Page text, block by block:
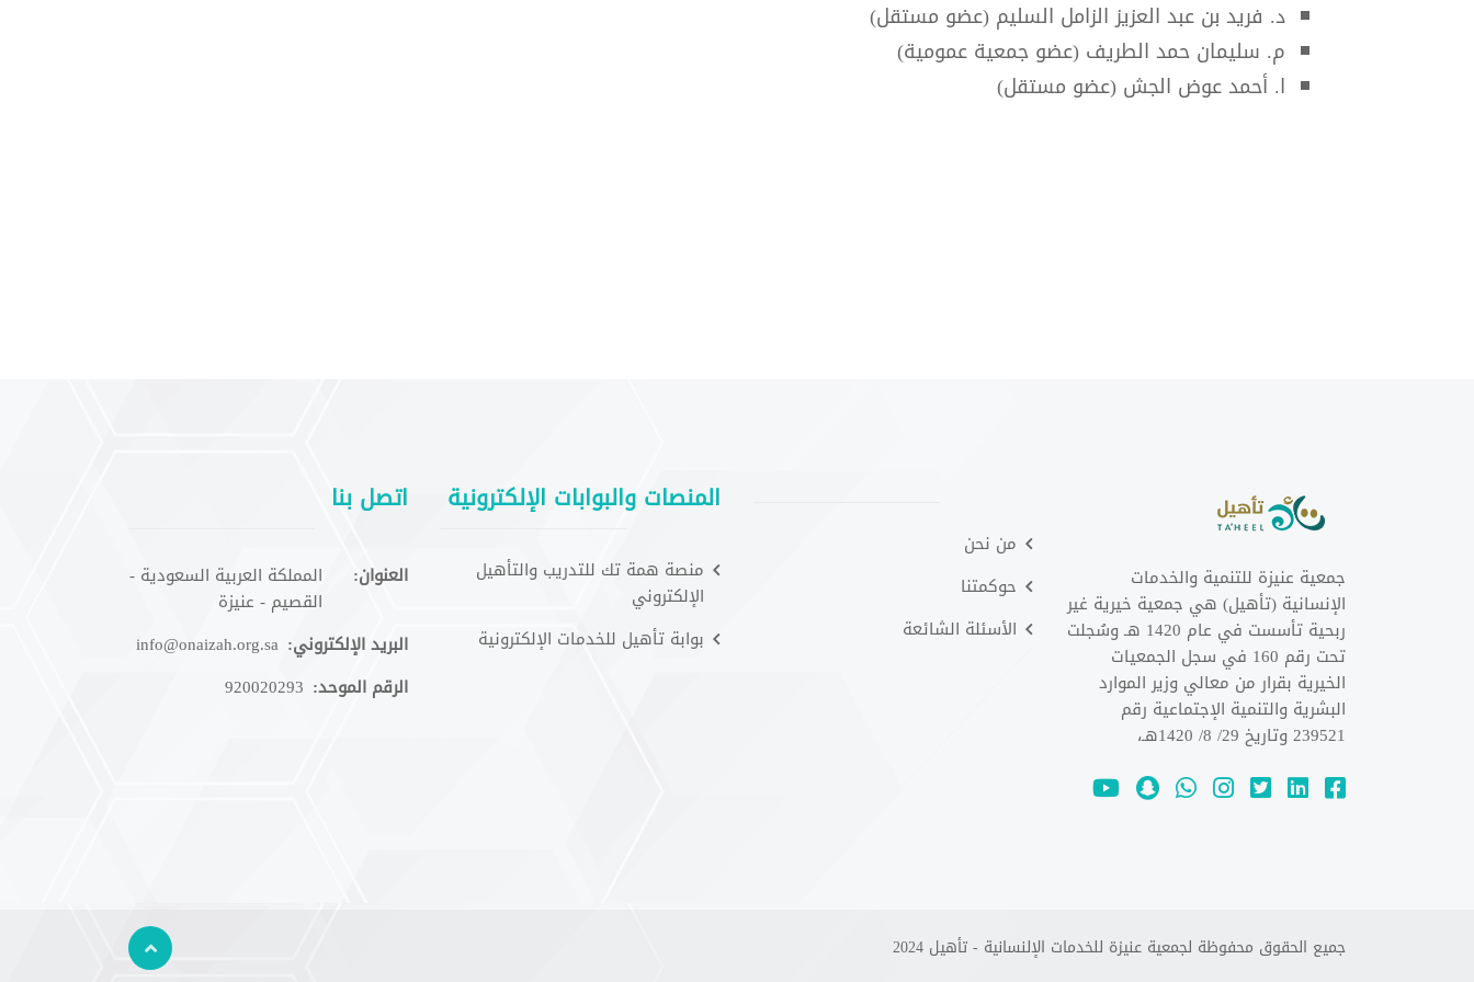
د. فريد بن عبد العزيز الزامل السليم (عضو مستقل)
م. سليمان حمد الطريف (عضو جمعية عمومية)
ا. أحمد عوض الجش (عضو مستقل)
جمعية عنيزة للتنمية والخدمات
الإنسانية (تأهيل) هي جمعية خيرية غير
ربحية تأسست في عام 1420 هـ وسُجلت
تحت رقم 160 في سجل الجمعيات
الخيرية بقرار من معالي وزير الموارد
البشرية والتنمية الإجتماعية رقم
239521 وتاريخ 29/ 8/ 1420هـ،
من نحن
حوكمتنا
الأسئلة الشائعة
المنصات والبوابات الإلكترونية
منصة همة تك للتدريب والتأهيل
الإلكتروني
بوابة تأهيل للخدمات الإلكترونية
اتصل بنا
العنوان:
المملكة العربية السعودية -
القصيم - عنيزة
البريد الإلكتروني: info@onaizah.org.sa
الرقم الموحد: 920020293
جميع الحقوق محفوظة لجمعية عنيزة للخدمات الإلنسانية - تأهيل 2024